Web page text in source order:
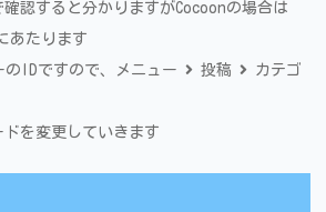
認すると分かりますがCocoonの場合は
あたります
のIDですので、メニュー
投稿
カテゴ
を変更していきます